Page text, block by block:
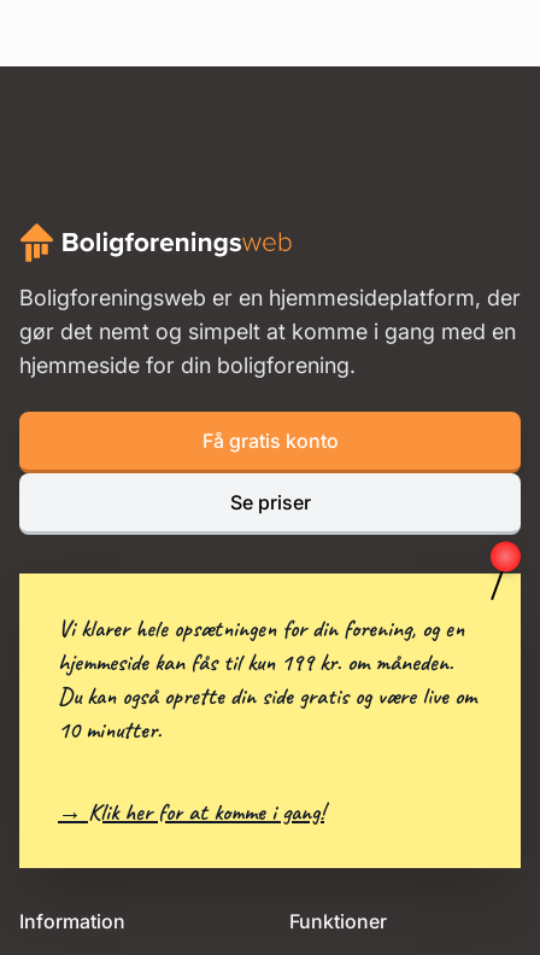
Boligforeningsweb er en hjemmesideplatform, der
gør det nemt og simpelt at komme i gang med en
hjemmeside for din boligforening.
Få gratis konto
Se priser
Information
Funktioner
Vi klarer hele opsætningen for din forening, og en
hjemmeside kan fås til kun 199 kr. om måneden.
Du kan også oprette din side gratis og være live om
10 minutter.
→ Klik her for at komme i gang!